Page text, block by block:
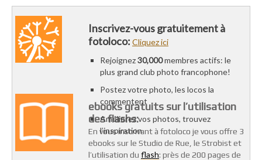
Inscrivez-vous gratuitement à
fotoloco: Cliquez ici
Rejoignez30,000membres actifs: le
plus grand club photo francophone!
Postez votre photo, les locos la
commentent
Améliorez vos photos, trouvez
l’inspiration
ebooks gratuits sur l’utilisation
des flashs:
En vous inscrivant à fotoloco je vous offre 3
ebooks sur le Studio de Rue, le Strobist et
l’utilisation du flash: près de 200 pages de